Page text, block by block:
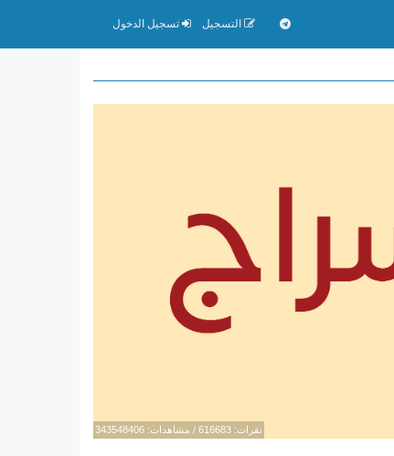
التسجيل تسجيل الدخول
نقرات: 616683 / مشاهدات: 343548406